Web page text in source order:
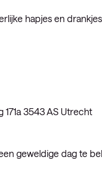
hapjes en
3543 AS Utrecht
geweldige dag te